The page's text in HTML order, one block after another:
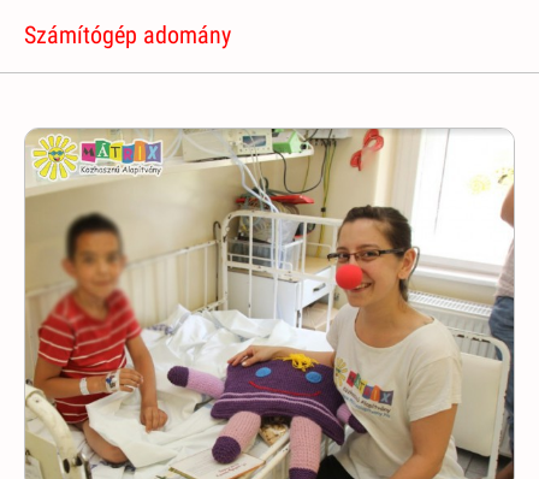
Számítógép adomány